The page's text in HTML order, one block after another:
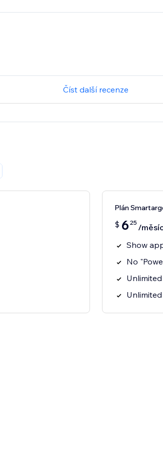
Číst další recenze
Plán
$ 6 25 /měsíc
Show
No